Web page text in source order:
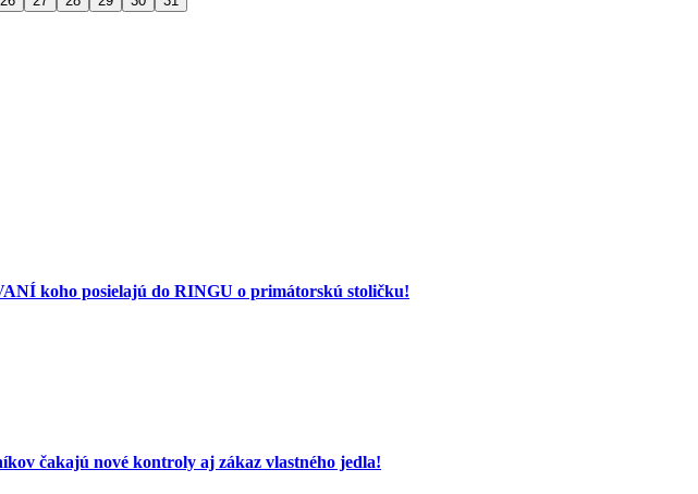
koho posielajú do RINGU o primátorskú stoličku!
čakajú nové kontroly aj zákaz vlastného jedla!